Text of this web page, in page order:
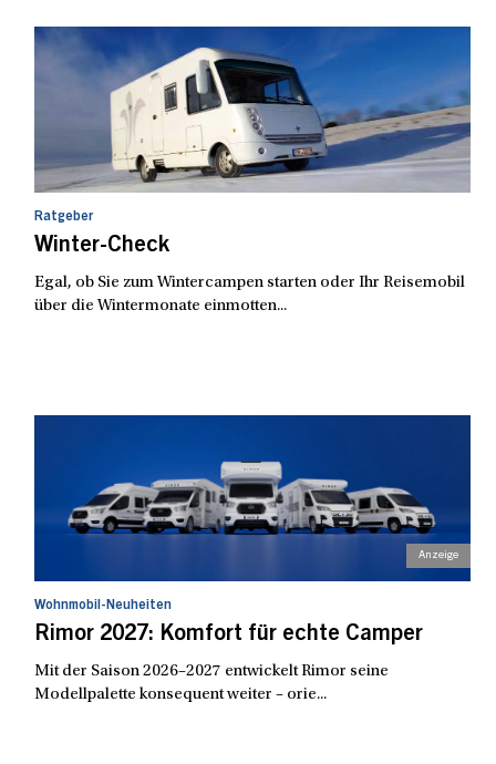
Ratgeber
Egal, ob Sie zum Wintercampen starten oder Ihr Reisemobil
Wohnmobil-Neuheiten
Mit der Saison 2026–2027 entwickelt Rimor seine